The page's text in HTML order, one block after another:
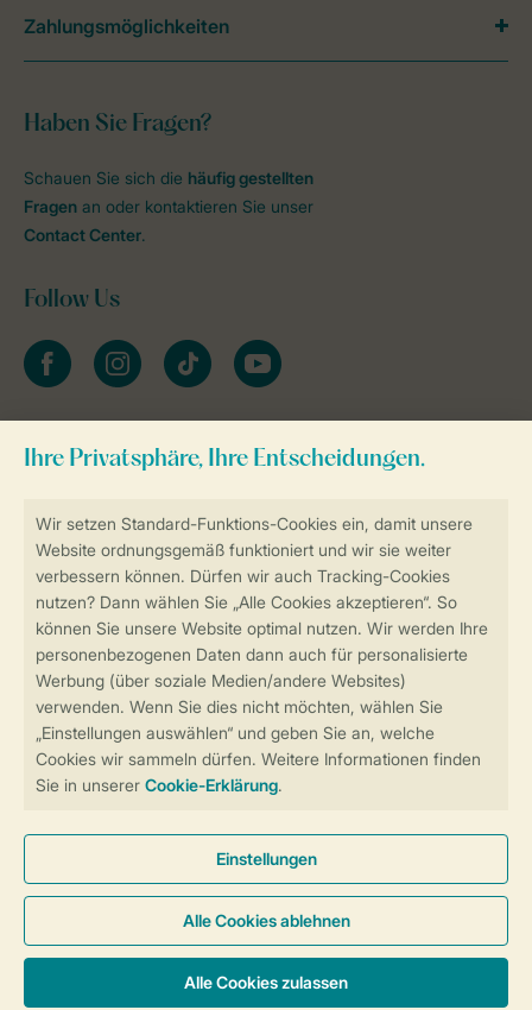
Weitere Informationen und Einstellungen
Sicher und schnell zur Online-Buchung
Sichere Datenübertragung
Sicheres Bezahlen
Haben Sie Fragen?
Schauen Sie sich die häufig gestellten
Fragen an oder kontaktieren Sie unser
Contact Center.
Follow Us
facebookinstagramtiktok youtube
Zum Newsletter anmelden
Zahlungsmöglichkeiten